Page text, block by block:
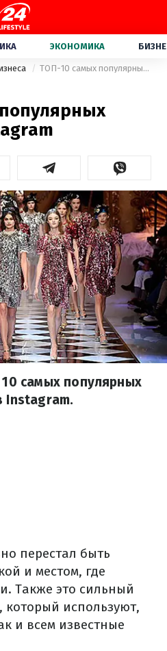
ЭКОНОМИКА
ТОП-10 самых популярных брендов в Instagram
самых популярных
Instagram.
перестал быть
и местом, где
Также это сильный
который используют,
и всем известные